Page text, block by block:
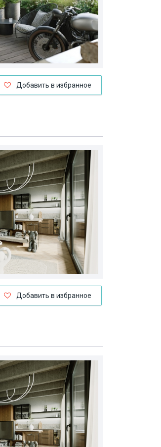
Добавить в избранное
Добавить в избранное